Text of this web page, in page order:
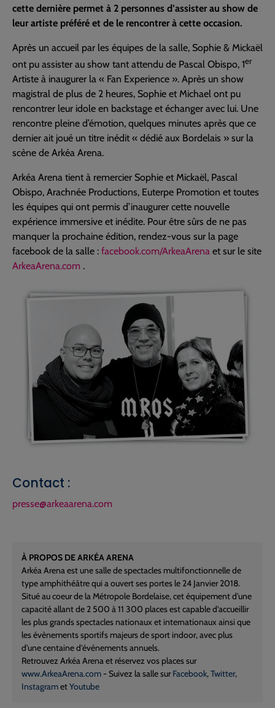
cette dernière permet à 2 personnes d’assister au show de
leur artiste préféré et de le rencontrer à cette occasion.
Après un accueil par les équipes de la salle, Sophie & Mickaël
ont pu assister au show tant attendu de Pascal Obispo, 1er
Artiste à inaugurer la « Fan Experience ». Après un show
magistral de plus de 2 heures, Sophie et Michael ont pu
rencontrer leur idole en backstage et échanger avec lui. Une
rencontre pleine d’émotion, quelques minutes après que ce
dernier ait joué un titre inédit « dédié aux Bordelais » sur la
scène de Arkéa Arena.
Arkéa Arena tient à remercier Sophie et Mickaël, Pascal
Obispo, Arachnée Productions, Euterpe Promotion et toutes
les équipes qui ont permis d’inaugurer cette nouvelle
expérience immersive et inédite. Pour être sûrs de ne pas
manquer la prochaine édition, rendez-vous sur la page
facebook de la salle : facebook.com/ArkeaArena et sur le site
ArkeaArena.com .
Contact :
presse@arkeaarena.com
À PROPOS DE ARKÉA ARENA
Arkéa Arena est une salle de spectacles multifonctionnelle de
type amphithéâtre qui a ouvert ses portes le 24 Janvier 2018.
Situé au coeur de la Métropole Bordelaise, cet équipement d'une
capacité allant de 2 500 à 11 300 places est capable d'accueillir
les plus grands spectacles nationaux et internationaux ainsi que
les évènements sportifs majeurs de sport indoor, avec plus
d'une centaine d'événements annuels.
Retrouvez Arkéa Arena et réservez vos places sur
www.ArkeaArena.com- Suivez la salle surFacebook,Twitter,
InstagrametYoutube